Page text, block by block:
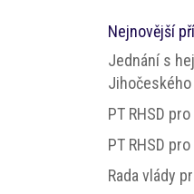
Nejnovější
Jednání s
Jihočeského
PT RHSD
PT RHSD
Rada vlády